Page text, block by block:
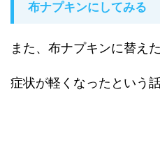
布ナプキンにしてみる
また、布ナプキンに替え
症状が軽くなったという